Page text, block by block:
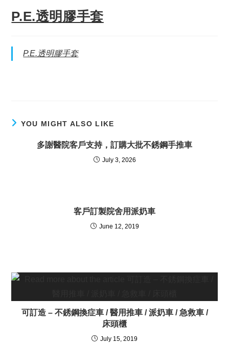
P.E.透明膠手套
P.E.透明膠手套
YOU MIGHT ALSO LIKE
多謝醫院客戶支持，訂購大批不銹鋼手推車
July 3, 2026
客戶訂製院舍用派奶車
June 12, 2019
可訂造 – 不銹鋼換症車 / 醫用推車 / 派奶車 / 急救車 /
床頭櫃
July 15, 2019